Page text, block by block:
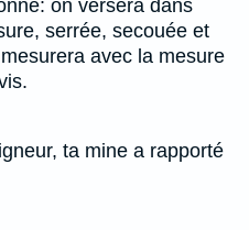
on versera dans
serrée, secouée et
avec la mesure
ta mine a rapporté